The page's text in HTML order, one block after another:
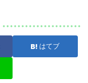
はてブ